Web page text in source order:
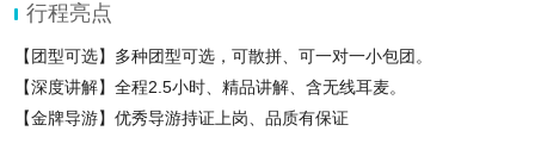
行程亮点
【团型可选】多种团型可选，可散拼、可一对一小包团。
【深度讲解】全程2.5小时、精品讲解、含无线耳麦。
【金牌导游】优秀导游持证上岗、品质有保证